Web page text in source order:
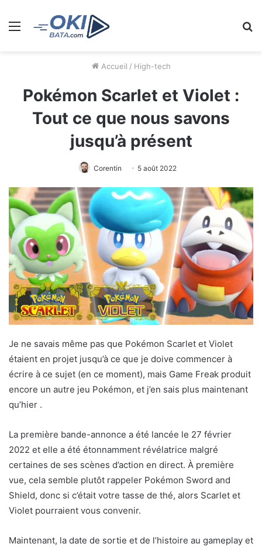
Menu
Accueil / High-tech
Pokémon Scarlet et Violet :
Tout ce que nous savons
jusqu’à présent
Corentin 5 août 2022
Je ne savais même pas que Pokémon Scarlet et Violet
étaient en projet jusqu’à ce que je doive commencer à
écrire à ce sujet (en ce moment), mais Game Freak produit
encore un autre jeu Pokémon, et j’en sais plus maintenant
qu’hier .
La première bande-annonce a été lancée le 27 février
2022 et elle a été étonnamment révélatrice malgré
certaines de ses scènes d’action en direct. À première
vue, cela semble plutôt rappeler Pokémon Sword and
Shield, donc si c’était votre tasse de thé, alors Scarlet et
Violet pourraient vous convenir.
Maintenant, la date de sortie et de l’histoire au gameplay et